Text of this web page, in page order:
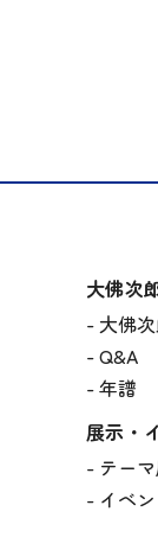
大佛次
大佛
Q&A
年譜
展示・
テー
イベ